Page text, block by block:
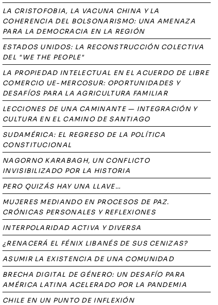
LA CRISTOFOBIA, LA VACUNA CHINA Y LA
COHERENCIA DEL BOLSONARISMO: UNA AMENAZA
PARA LA DEMOCRACIA EN LA REGIÓN
ESTADOS UNIDOS: LA RECONSTRUCCIÓN COLECTIVA
DEL "WE THE PEOPLE"
LA PROPIEDAD INTELECTUAL EN EL ACUERDO DE LIBRE
COMERCIO UE-MERCOSUR: OPORTUNIDADES Y
DESAFÍOS PARA LA AGRICULTURA FAMILIAR
LECCIONES DE UNA CAMINANTE — INTEGRACIÓN Y
CULTURA EN EL CAMINO DE SANTIAGO
SUDAMÉRICA: EL REGRESO DE LA POLÍTICA
CONSTITUCIONAL
NAGORNO KARABAGH, UN CONFLICTO
INVISIBILIZADO POR LA HISTORIA
PERO QUIZÁS HAY UNA LLAVE…
MUJERES MEDIANDO EN PROCESOS DE PAZ.
CRÓNICAS PERSONALES Y REFLEXIONES
INTERPOLARIDAD ACTIVA Y DIVERSA
¿RENACERÁ EL FÉNIX LIBANÉS DE SUS CENIZAS?
ASUMIR LA EXISTENCIA DE UNA COMUNIDAD
BRECHA DIGITAL DE GÉNERO: UN DESAFÍO PARA
AMÉRICA LATINA ACELERADO POR LA PANDEMIA
CHILE EN UN PUNTO DE INFLEXIÓN